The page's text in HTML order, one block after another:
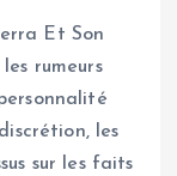
Et Son
rumeurs
les
sur les faits